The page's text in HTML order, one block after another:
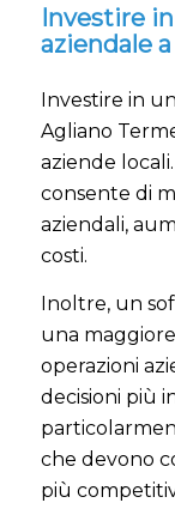
Investire
aziendale
Investire in
Agliano
aziende
consente di
aziendali,
costi.
Inoltre, un
una
operazioni
decisioni più
che devono
più